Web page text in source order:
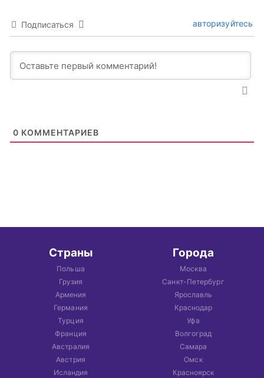
Подписаться авторизуйтесь
0 КОММЕНТАРИЕВ
Страны
Польша
Грузия
Армения
Германия
Турция
Франция
Австралия
Австрия
Исландия
Города
Москва
Санкт-Петербург
Ярославль
Краснодар
Уфа
Волгоград
Самара
Омск
Красноярск